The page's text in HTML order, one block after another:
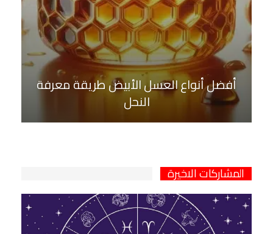
أفضل أنواع العسل الأبيض طريقة معرفة
النحل
المشاركات الاخيرة